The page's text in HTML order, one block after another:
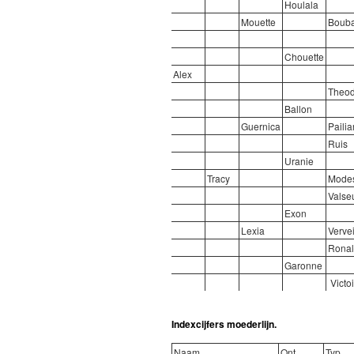
Houlala
Mouette
Chouette
Alex
Ballon
Guernica
Ruis
Uranie
Tracy
Exon
Lexia
Garonne
Indexcijfers moederlijn.